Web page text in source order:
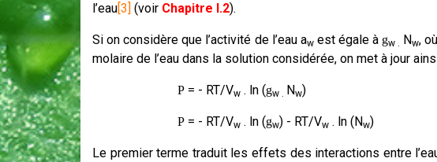
l’eau[3] (voir Chapitre I.2).
Si on considère que l’activité de l’eau awest égale à gw . Nw, où
molaire de l’eau dans la solution considérée, on met à jour
P = - RT/Vw . ln (gw . Nw)
P = - RT/Vw . ln (gw) - RT/Vw . ln (Nw)
Le premier terme traduit les effets des interactions entre